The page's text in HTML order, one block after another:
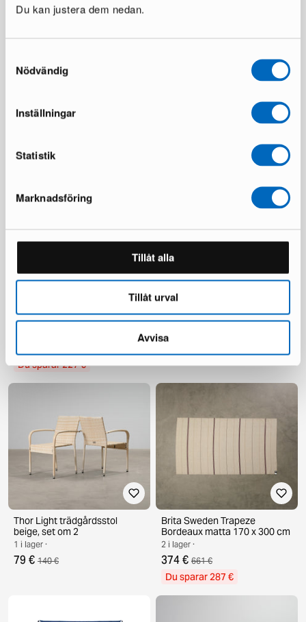
Du kan justera dem nedan.
Nödvändig
Inställningar
Statistik
Marknadsföring
Tillåt alla
Tillåt urval
Avvisa
Cortland Sanna utestol, set
135 € 230 €
Varax Tritante hängmattdyna
om 4
Du sparar 227 €
1 i lager ·
597 €
Du sparar 1 116 €
Thor Light trädgårdsstol
beige, set om 2
1 i lager ·
79 € 140 €
Brita Sweden Trapeze
Bordeaux matta 170 x 300 cm
2 i lager ·
374 € 661 €
Du sparar 287 €